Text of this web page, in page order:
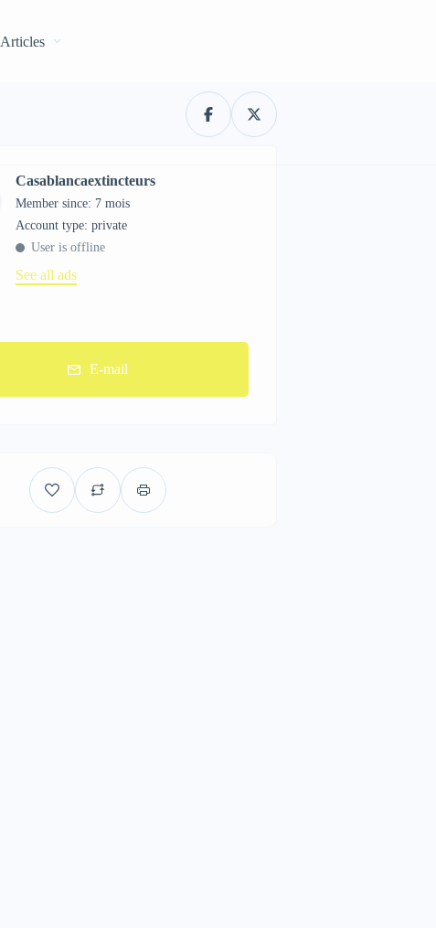
Articles
Casablancaextincteurs
Member since: 7 mois
account type: private
User is offline
See all ads
E-mail